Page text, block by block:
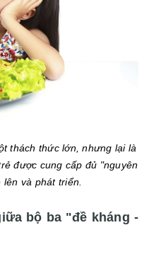
thách thức lớn, nhưng lại là
được cung cấp đủ "nguyên
và phát triển.
bộ ba "đề kháng -